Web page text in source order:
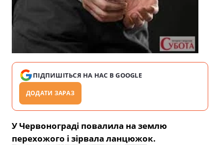
ПІДПИШІТЬСЯ НА НАС В GOOGLE
ДОДАТИ ЗАРАЗ
У Червонограді повалила на землю
перехожого і зірвала ланцюжок.